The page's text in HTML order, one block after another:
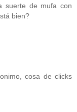
suerte de mufa con
bien?
cosa de clicks